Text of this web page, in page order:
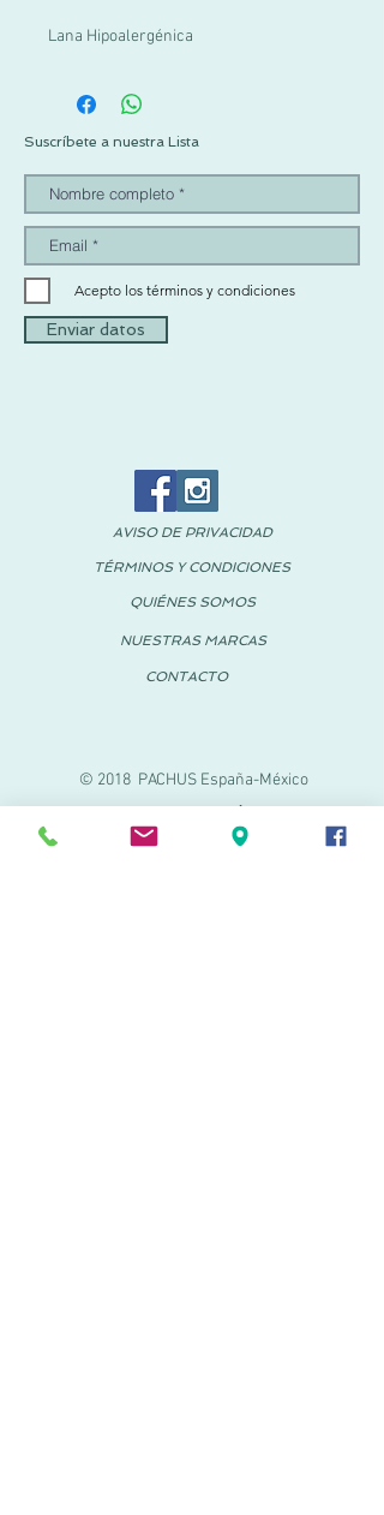
Lana Hipoalergénica
Suscríbete a nuestra Lista
Acepto los términos y condiciones
Enviar datos
© 2018 PACHUS España-México
AVISO DE PRIVACIDAD
TÉRMINOS Y CONDICIONES
QUIÉNES SOMOS
NUESTRAS MARCAS
CONTACTO